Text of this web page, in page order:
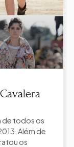
de todos os
Além de
os